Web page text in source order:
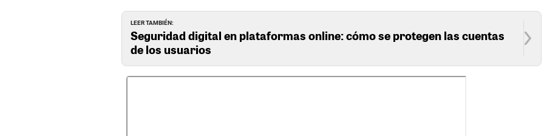
LEER TAMBIÉN:
Seguridad digital en plataformas online: cómo se protegen las cuentas
de los usuarios